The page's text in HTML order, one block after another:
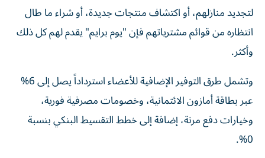
لتجديد منازلهم، أو اكتشاف منتجات جديدة، أو شراء ما طال
انتظاره من قوائم مشترياتهم فإن "يوم برايم" يقدم لهم كل ذلك
وأكثر.
وتشمل طرق التوفير الإضافية للأعضاء استرداداً يصل إلى 6%
عبر بطاقة أمازون الائتمانية، وخصومات مصرفية فورية،
وخيارات دفع مرنة، إضافة إلى خطط التقسيط البنكي بنسبة
0%.